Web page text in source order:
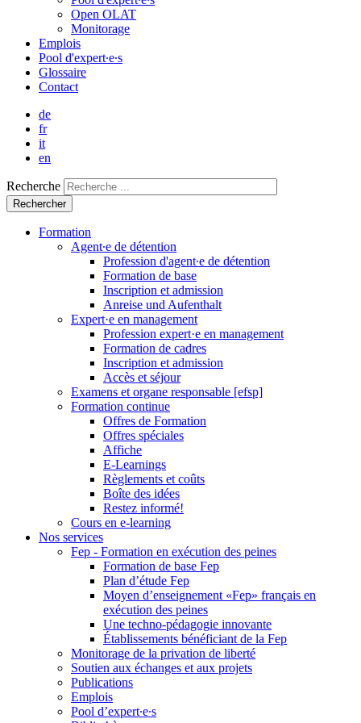
Open OLAT
Monitorage
Emplois
Pool d'expert∙e∙s
Glossaire
Contact
de
fr
it
en
Recherche
Formation
Agent∙e de détention
Profession d'agent∙e de détention
Formation de base
Inscription et admission
Anreise und Aufenthalt
Expert·e en management
Profession expert·e en management
Formation de cadres
Inscription et admission
Accès et séjour
Examens et organe responsable [efsp]
Formation continue
Offres de Formation
Offres spéciales
Affiche
E-Learnings
Règlements et coûts
Boîte des idées
Restez informé!
Cours en e-learning
Nos services
Fep - Formation en exécution des peines
Formation de base Fep
Plan d’étude Fep
Moyen d’enseignement «Fep» français en
exécution des peines
Une techno-pédagogie innovante
Établissements bénéficiant de la Fep
Monitorage de la privation de liberté
Soutien aux échanges et aux projets
Publications
Emplois
Pool d’expert∙e∙s